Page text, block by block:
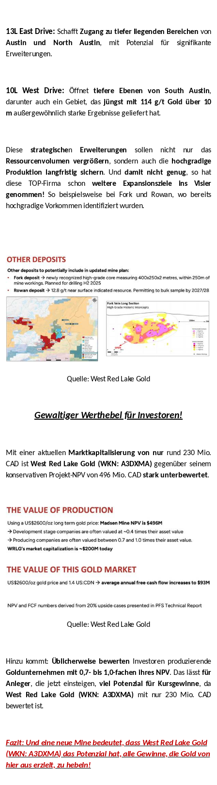
13L East Drive: SchafftZugang zu tiefer liegenden Bereichen von
Austin und North Austin, mit Potenzial für signifikante
Erweiterungen.
10L West Drive: Öffnet tiefere Ebenen von South Austin,
darunter auch ein Gebiet, dasjüngst mit 114 g/t Gold über 10
maußergewöhnlich starke Ergebnisse geliefert hat.
Diese strategischen Erweiterungen sollen nicht nur das
Ressourcenvolumen vergrößern, sondern auch die hochgradige
Produktion langfristig sichern. Und damit nicht genug, so hat
diese TOP-Firma schon weitere Expansionsziele ins Visier
genommen! So beispielsweise bei Fork und Rowan, wo bereits
hochgradige Vorkommen identifiziert wurden.
Quelle: West Red Lake Gold
Gewaltiger Werthebel für Investoren!
Mit einer aktuellen Marktkapitalisierung von nurrund230Mio.
CAD istWest Red Lake Gold (WKN: A3DXMA) gegenüber seinem
konservativen Projekt-NPV von 496 Mio. CADstark unterbewertet.
Quelle: West Red Lake Gold
Hinzu kommt: Üblicherweise bewerten Investoren produzierende
Goldunternehmen mit 0,7- bis 1,0-fachen ihres NPV. Das lässt für
Anleger, die jetzt einsteigen, viel Potenzial für Kursgewinne, da
West Red Lake Gold (WKN: A3DXMA) mit nur 230 Mio. CAD
bewertet ist.
Fazit: Und eine neue Mine bedeutet, dass West Red Lake Gold
(WKN: A3DXMA) das Potenzial hat, alle Gewinne, die Gold von
hier aus erzielt, zu hebeln!